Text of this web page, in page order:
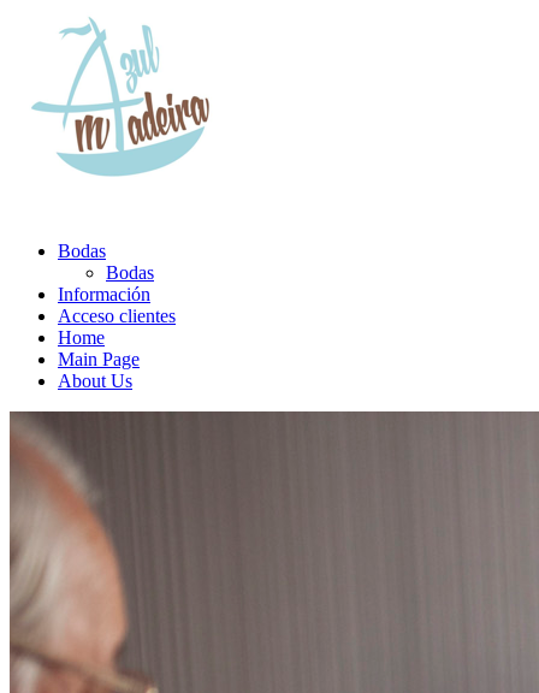
Bodas
Bodas
Información
Acceso clientes
Home
Main Page
About Us